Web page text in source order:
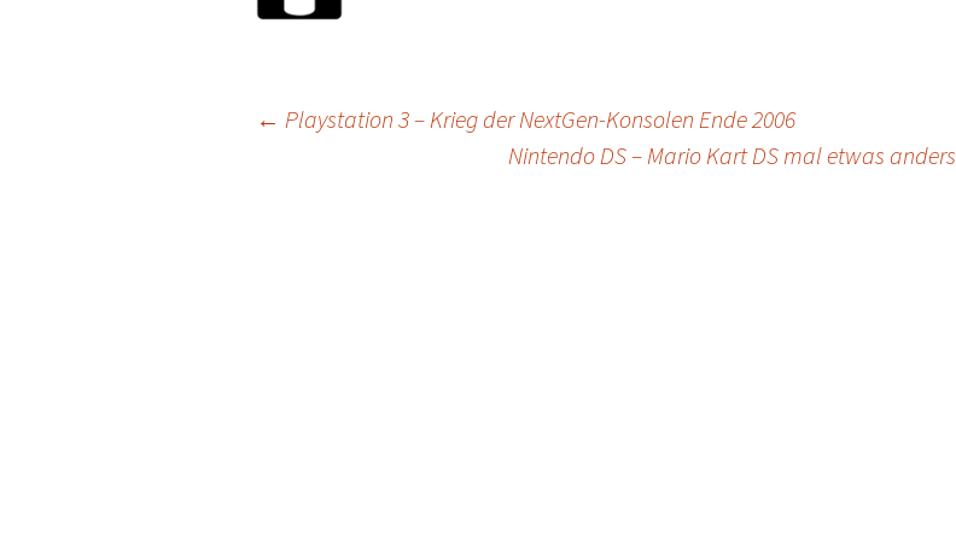
← Playstation 3 – Krieg der NextGen-Konsolen Ende 2006
Nintendo DS – Mario Kart DS mal etwas anders